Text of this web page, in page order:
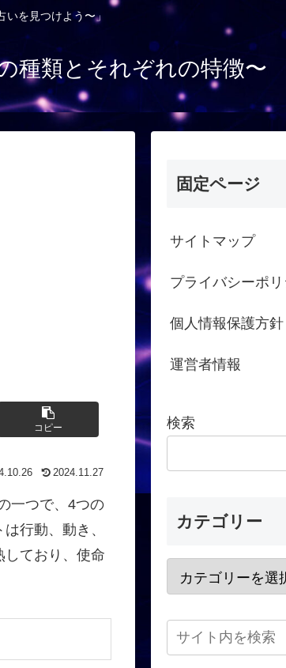
いを見つけよう〜」
種類とそれぞれの特徴〜
コピー
2024.11.27
一つで、4つの
行動、動き、
しており、使命
固定ページ
サイトマップ
プライバシーポ
個人情報保護方針
運営者情報
検索
カテゴリー